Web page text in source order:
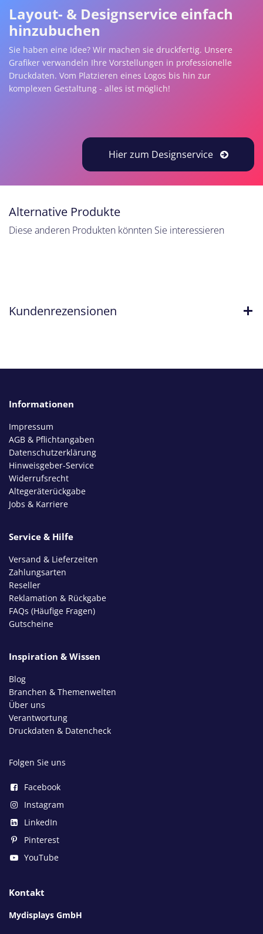
Layout- & Designservice einfach
hinzubuchen
Sie haben eine Idee? Wir machen sie druckfertig. Unsere
Grafiker verwandeln Ihre Vorstellungen in professionelle
Druckdaten. Vom Platzieren eines Logos bis hin zur
komplexen Gestaltung - alles ist möglich!
Hier zum Designservice
Alternative Produkte
Diese anderen Produkten könnten Sie interessieren
Kundenrezensionen
Informationen
Impressum
AGB & Pflichtangaben
Datenschutzerklärung
Hinweisgeber-Service
Widerrufsrecht
Altegeräterückgabe
Jobs & Karriere
Service & Hilfe
Versand & Lieferzeiten
Zahlungsarten
Reseller
Reklamation & Rückgabe
FAQs (Häufige Fragen)
Gutscheine
Inspiration & Wissen
Blog
Branchen & Themenwelten
Über uns
Verantwortung
Druckdaten & Datencheck
Folgen Sie uns
Facebook
Instagram
LinkedIn
Pinterest
YouTube
Kontakt
Mydisplays GmbH